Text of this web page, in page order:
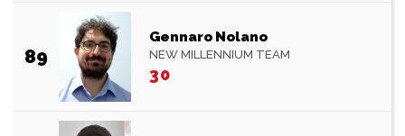
89
Gennaro Nolano
NEW MILLENNIUM TEAM
30